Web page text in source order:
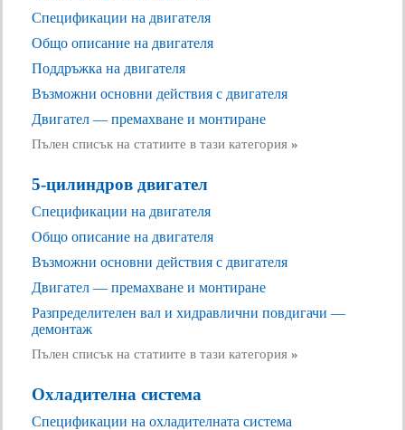
Спецификации на двигателя
Общо описание на двигателя
Поддръжка на двигателя
Възможни основни действия с двигателя
Двигател — премахване и монтиране
Пълен списък на статиите в тази категория »
5-цилиндров двигател
Спецификации на двигателя
Общо описание на двигателя
Възможни основни действия с двигателя
Двигател — премахване и монтиране
Разпределителен вал и хидравлични повдигачи —
демонтаж
Пълен списък на статиите в тази категория »
Охладителна система
Спецификации на охладителната система